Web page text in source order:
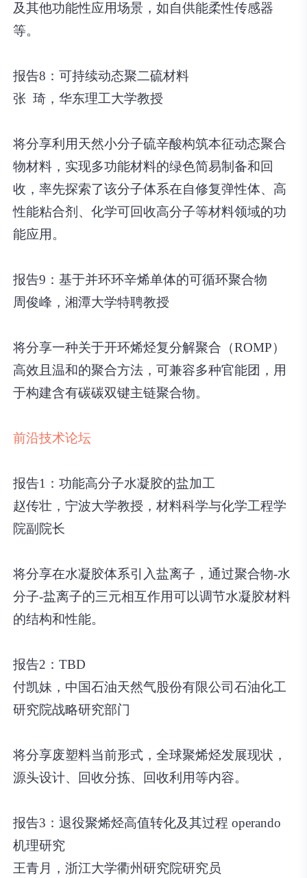
及其他功能性应用场景，如自供能柔性传感器
等。
报告8：可持续动态聚二硫材料
张 琦，华东理工大学教授
将分享利用天然小分子硫辛酸构筑本征动态聚合
物材料，实现多功能材料的绿色简易制备和回
收，率先探索了该分子体系在自修复弹性体、高
性能粘合剂、化学可回收高分子等材料领域的功
能应用。
报告9：基于并环环辛烯单体的可循环聚合物
周俊峰，湘潭大学特聘教授
将分享一种关于开环烯烃复分解聚合（ROMP）
高效且温和的聚合方法，可兼容多种官能团，用
于构建含有碳碳双键主链聚合物。
前沿技术论坛
报告1：功能高分子水凝胶的盐加工
赵传壮，宁波大学教授，材料科学与化学工程学
院副院长
将分享在水凝胶体系引入盐离子，通过聚合物-水
分子-盐离子的三元相互作用可以调节水凝胶材料
的结构和性能。
报告2：TBD
付凯妹，中国石油天然气股份有限公司石油化工
研究院战略研究部门
将分享废塑料当前形式，全球聚烯烃发展现状，
源头设计、回收分拣、回收利用等内容。
报告3：退役聚烯烃高值转化及其过程 operando
机理研究
王青月，浙江大学衢州研究院研究员